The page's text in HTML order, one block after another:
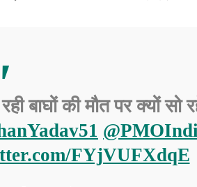
बाघों की मौत पर क्यों सो
FYjVUFXdqE